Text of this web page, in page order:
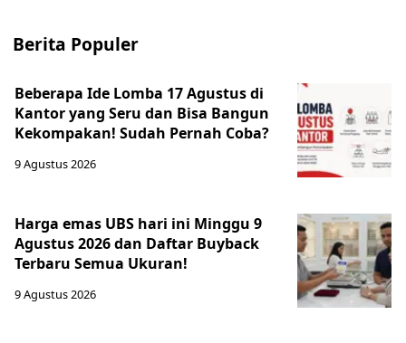
Berita Populer
Beberapa Ide Lomba 17 Agustus di
Kantor yang Seru dan Bisa Bangun
Kekompakan! Sudah Pernah Coba?
9 Agustus 2026
Harga emas UBS hari ini Minggu 9
Agustus 2026 dan Daftar Buyback
Terbaru Semua Ukuran!
9 Agustus 2026